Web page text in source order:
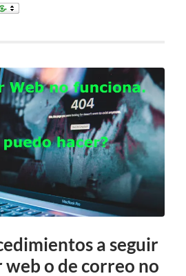
a seguir
o de correo no